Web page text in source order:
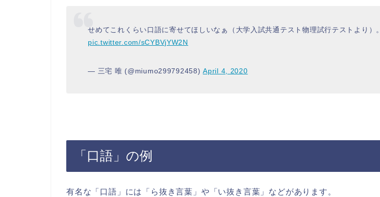
せめてこれくらい口語に寄せてほしいなぁ（大学入試共通テスト物理試行テストより）。
pic.twitter.com/sCYBVjYW2N
— 三宅 唯 (@miumo299792458)April 4, 2020
「口語」の例
有名な「口語」には「ら抜き言葉」や「い抜き言葉」などがあります。